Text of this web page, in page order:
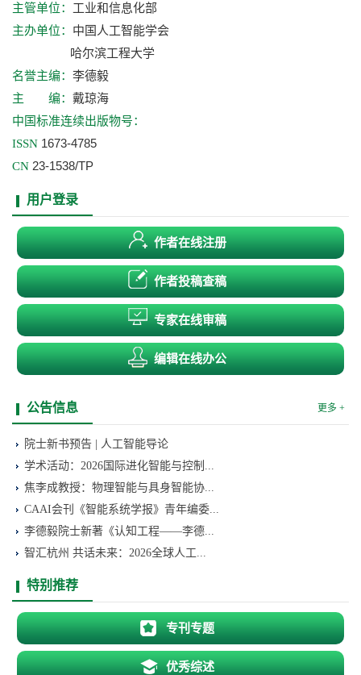
主管单位： 工业和信息化部
主办单位： 中国人工智能学会
哈尔滨工程大学
名誉主编： 李德毅
主 编： 戴琼海
中国标准连续出版物号：
ISSN 1673-4785
CN 23-1538/TP
用户登录
作者在线注册
作者投稿查稿
专家在线审稿
编辑在线办公
公告信息 更多 +
院士新书预告 | 人工智能导论
学术活动：2026国际进化智能与控制...
焦李成教授：物理智能与具身智能协...
CAAI会刊《智能系统学报》青年编委...
李德毅院士新著《认知工程——李德...
智汇杭州 共话未来：2026全球人工...
特别推荐
专刊专题
优秀综述